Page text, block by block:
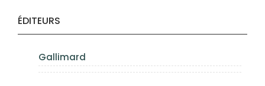
ÉDITEURS
Gallimard